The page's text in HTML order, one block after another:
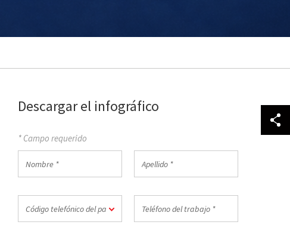
Descargar el infográfico
* Campo requerido
telefónico
Código telefónico del país *
del